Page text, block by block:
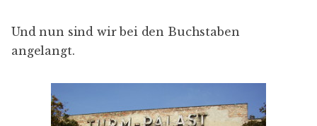
Und nun sind wir bei den Buchstaben
angelangt.